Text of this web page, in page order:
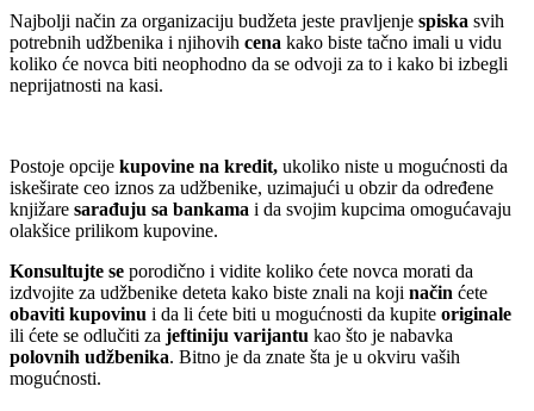
Najbolji način za organizaciju budžeta jeste pravljenje spiska svih
potrebnih udžbenika i njihovih cena kako biste tačno imali u vidu
koliko će novca biti neophodno da se odvoji za to i kako bi izbegli
neprijatnosti na kasi.
Postoje opcije kupovine na kredit, ukoliko niste u mogućnosti da
iskeširate ceo iznos za udžbenike, uzimajući u obzir da određene
knjižare sarađuju sa bankama i da svojim kupcima omogućavaju
olakšice prilikom kupovine.
Konsultujte se porodično i vidite koliko ćete novca morati da
izdvojite za udžbenike deteta kako biste znali na koji način ćete
obaviti kupovinu i da li ćete biti u mogućnosti da kupite originale
ili ćete se odlučiti za jeftiniju varijantu kao što je nabavka
polovnih udžbenika. Bitno je da znate šta je u okviru vaših
mogućnosti.